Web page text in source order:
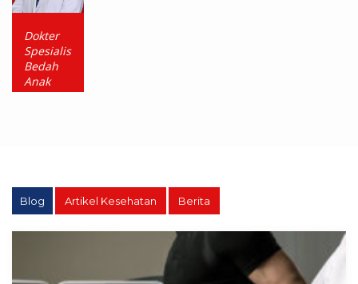
Dokter
Spesialis
Bedah
Anak
Blog Artikel Kesehatan Berita